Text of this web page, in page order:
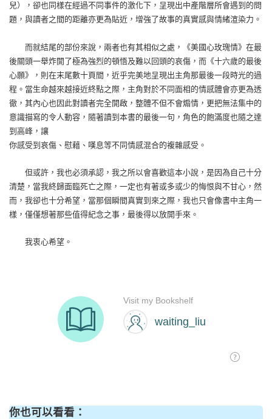
兒），卻也同樣在經過不同事件的激化下，呈現出中產階層所會遇到的問
題，與讀者之間的距離亦更為貼近，增強了故事的真實感與情緒渲染力。
而就結尾的部份來說，兩者也有其相似之處，《美國心玫瑰情》在最
後關頭一舉炸開了極為強烈的頓悟及難以回頭的哀傷，而《十六歲的最後
心願》，則在末尾數十頁間，近乎完美地呈現出主角那最後一段時光的過
程。當生命越來越接近終點之際，主角對於不同面相的情感體會亦更為透
徹，其內心也因此對讀者完全開啟，整體不但不會煽情，更把無法集中的
意識描寫的令人動容，隨著讀到本書的最後一句，角色的飽滿度也隨之達
到高峰，讓
你感受到哀傷、慰藉、嘆息等不同情感混合的複雜感受。
但或許，我也必須承認，我之所以會喜歡這本小說，是因為自己十分
清楚，當我終歸面臨死亡之際，一定也有著或多或少的悔恨與不甘心，然
而，我卻也十分希望，當那個瞬間真實到來之際，我也只會像書中主角一
樣，僅僅想著那些值得紀念之事，最後得以放開手來。
我衷心希望。
你也可以看看：